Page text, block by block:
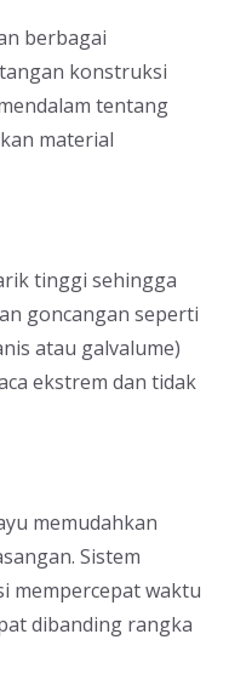
berbagai
konstruksi
tentang
material
tinggi sehingga
goncangan seperti
atau galvalume)
ekstrem dan tidak
memudahkan
Sistem
mempercepat waktu
dibanding rangka